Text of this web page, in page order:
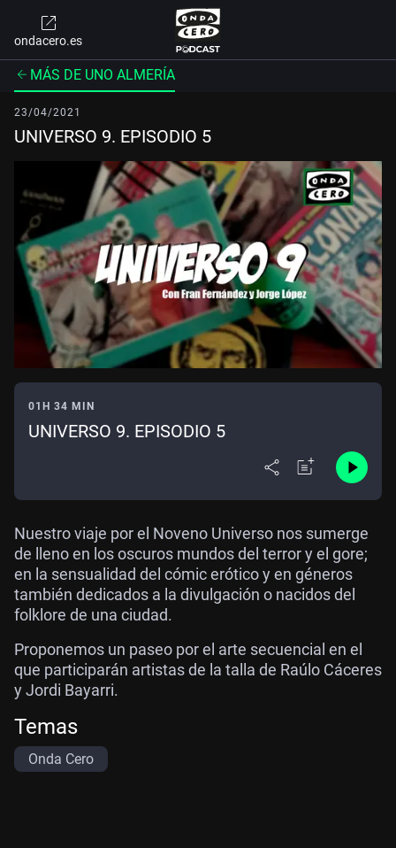
ondacero.es
MÁS DE UNO ALMERÍA
23/04/2021
UNIVERSO 9. EPISODIO 5
01H 34 MIN
UNIVERSO 9. EPISODIO 5
Nuestro viaje por el Noveno Universo nos sumerge
de lleno en los oscuros mundos del terror y el gore;
en la sensualidad del cómic erótico y en géneros
también dedicados a la divulgación o nacidos del
folklore de una ciudad.
Proponemos un paseo por el arte secuencial en el
que participarán artistas de la talla de Raúlo Cáceres
y Jordi Bayarri.
Temas
Onda Cero